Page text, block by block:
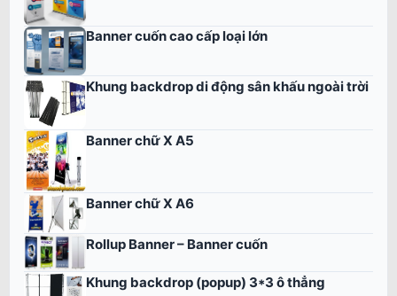
Banner cuốn cao cấp loại lớn
Khung backdrop di động sân khấu ngoài trời
Banner chữ X A5
Banner chữ X A6
Rollup Banner – Banner cuốn
Khung backdrop (popup) 3*3 ô thẳng